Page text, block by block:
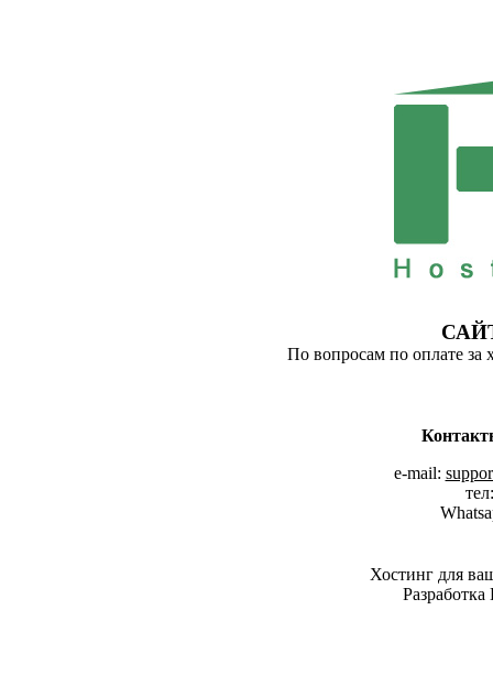
По вопросам по оплате за
e-mail:
Хостинг для